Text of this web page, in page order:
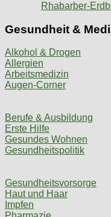
Rhabarber-
Gesundheit &
Alkohol & Drogen
Allergien
Arbeitsmedizin
Augen-Corner
Berufe & Ausbildung
Erste Hilfe
Gesundes Wohnen
Gesundheitspolitik
Gesundheitsvorsorge
Haut und Haar
Impfen